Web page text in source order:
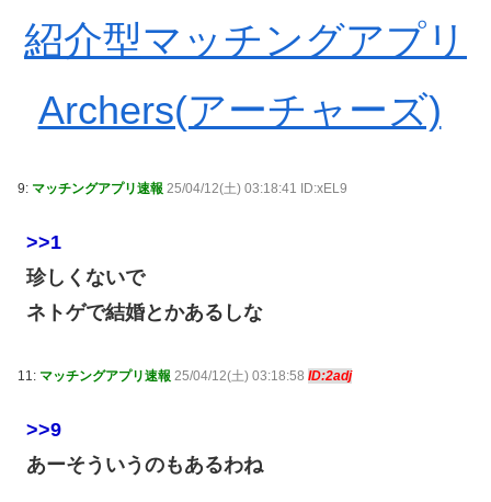
紹介型マッチングアプリ
Archers(アーチャーズ)
9: マッチングアプリ速報 25/04/12(土) 03:18:41 ID:xEL9
>>1
珍しくないで
ネトゲで結婚とかあるしな
11: マッチングアプリ速報 25/04/12(土) 03:18:58 ID:2adj
>>9
あーそういうのもあるわね